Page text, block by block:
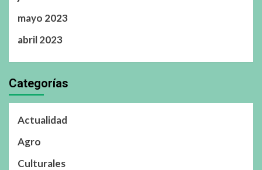
mayo 2023
abril 2023
Categorías
Actualidad
Agro
Culturales